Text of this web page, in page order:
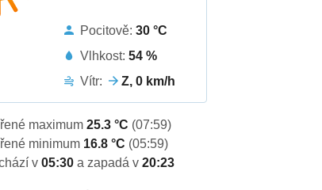
Pocitově:30 °C
Vlhkost:54 %
Vítr:
Z, 0 km/h
maximum25.3 °C (07:59)
minimum 16.8 °C (05:59)
v05:30a zapadá v20:23